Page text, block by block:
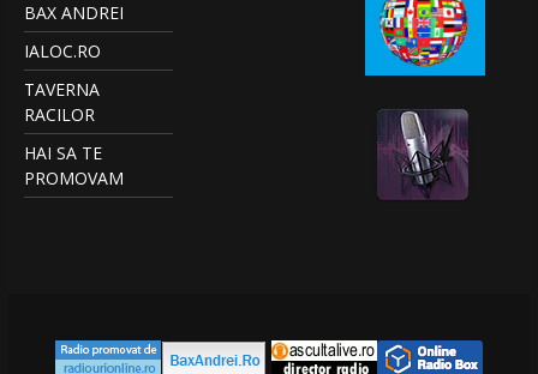
BAX ANDREI
IALOC.RO
TAVERNA
RACILOR
HAI SA TE
PROMOVAM